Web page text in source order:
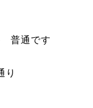
普通です
り